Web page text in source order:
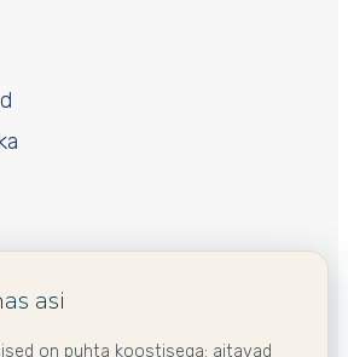
asi
on puhta koostisega: aitavad